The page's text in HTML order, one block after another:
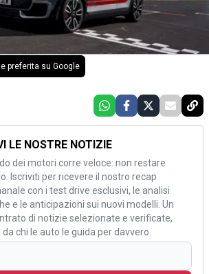
preferita su Google
LE NOSTRE NOTIZIE
dei motori corre veloce: non restare
Iscriviti per ricevere il nostro recap
con i test drive esclusivi, le analisi
e le anticipazioni sui nuovi modelli. Un
di notizie selezionate e verificate,
chi le auto le guida per davvero.